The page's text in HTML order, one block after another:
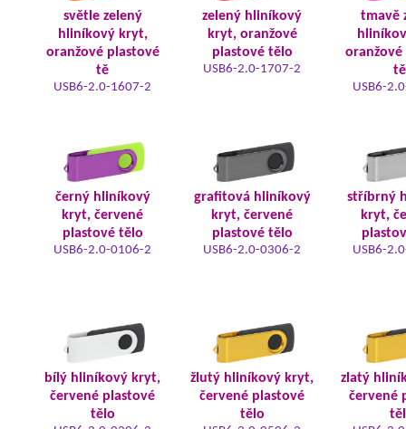
světle zelený
hliníkový kryt,
oranžové plastové
tě
USB6-2.0-1607-2
zelený hliníkový
kryt, oranžové
plastové tělo
USB6-2.0-1707-2
tmavě
oranžové
USB6-
černý hliníkový
kryt, červené
plastové tělo
USB6-2.0-0106-2
grafitová hliníkový
kryt, červené
plastové tělo
USB6-2.0-0306-2
stříbrný
kryt,
USB6-
bílý hliníkový kryt,
červené plastové
tělo
žlutý hliníkový kryt,
červené plastové
tělo
zlatý
červené